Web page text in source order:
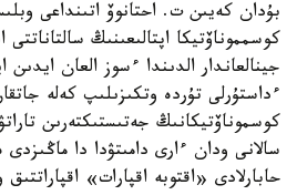
بۇدان كەيىن ت. احتانوۆ اتىنداعى
كوسمموناۆتيكا اپتالىعىنىڭ
جينالعاندار الدىندا ءسوز العان ايدىن
ءداستۇرلى تۇردە وتكىزىلىپ كەلە
كوسموناۆتيكانىڭ جەتىستىكتەرىن
سالانى ودان ءارى دامىتۋدا دا
حابارلادى «اقتوبە اقپارات» اقپاراتتىق